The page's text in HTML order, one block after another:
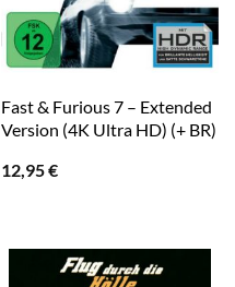
Fast & Furious 7 – Extended
Version (4K Ultra HD) (+ BR)
12,95€